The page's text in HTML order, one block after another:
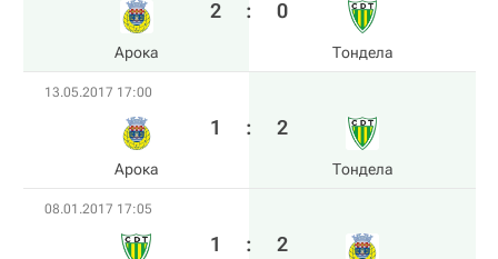
Арока
2 : 0
Тондела
13.05.2017 17:00
Арока
1 : 2
Тондела
08.01.2017 17:05
1 : 2